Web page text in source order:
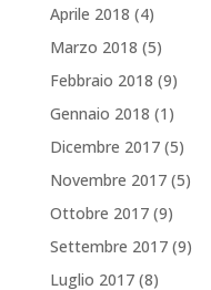
Aprile 2018 (4)
Marzo 2018 (5)
Febbraio 2018 (9)
Gennaio 2018 (1)
Dicembre 2017(5)
Novembre 2017(5)
Ottobre 2017(9)
Settembre 2017(9)
Luglio 2017(8)